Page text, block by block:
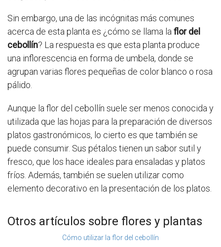
Sin embargo, una de las incógnitas más comunes
acerca de esta planta es ¿cómo se llama la flor del
cebollín? La respuesta es que esta planta produce
una inflorescencia en forma de umbela, donde se
agrupan varias flores pequeñas de color blanco o rosa
pálido.
Aunque la flor del cebollín suele ser menos conocida y
utilizada que las hojas para la preparación de diversos
platos gastronómicos, lo cierto es que también se
puede consumir. Sus pétalos tienen un sabor sutil y
fresco, que los hace ideales para ensaladas y platos
fríos. Además, también se suelen utilizar como
elemento decorativo en la presentación de los platos.
Otros artículos sobre flores y plantas
Cómo utilizar la flor del cebollín